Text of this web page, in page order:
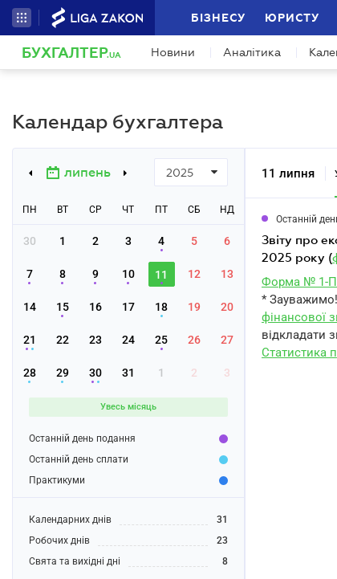
БІЗНЕСУ ЮРИСТУ
БУХГАЛТЕР.UA Новини Аналітика
Календар бухгалтера
липень 2025
ПН ВТ СР ЧТ ПТ СБ НД
30 1 2 3 4 5 6
7 8 9 10 11 12 13
14 15 16 17 18 19 20
21 22 23 24 25 26 27
28 29 30 31 1 2 3
Увесь місяць
Останній день подання
Останній день сплати
Практикуми
Календарних днів
31
Робочих днів
23
Свята та вихідні дні
8
11 липня
Останній
звіту про економічні показники короткострокової статистики промисловості за червень
2025 року (
Форма № 1-
*
фінансової
відкладати
Статистика